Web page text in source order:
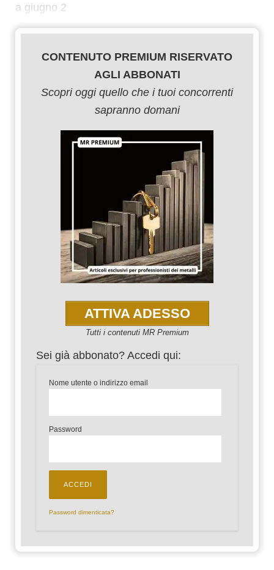
a giugno 2
CONTENUTO PREMIUM RISERVATO
AGLI ABBONATI
Scopri oggi quello che i tuoi concorrenti
sapranno domani
ATTIVA ADESSO
Tutti i contenuti MR Premium
Sei già abbonato? Accedi qui:
Nome utente o indirizzo email
Password
Password dimenticata?